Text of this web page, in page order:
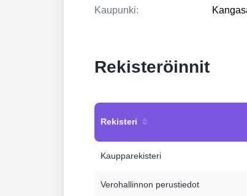
Kaupunki:
Rekisteröinnit
Rekisteri
Kaupparekisteri
Verohallinnon perustiedot